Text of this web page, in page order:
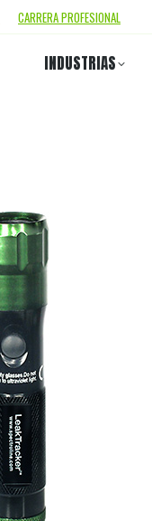
CARRERA PROFESIONAL
INDUSTRIAS